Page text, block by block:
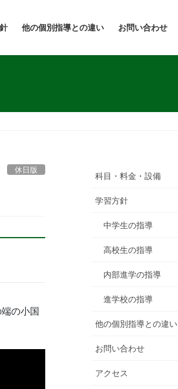
他の個別指導との違い お問い合わせ
休日版
の小国
科目・料金・設備
学習方針
中学生の指導
高校生の指導
内部進学の指導
進学校の指導
他の個別指導との違い
お問い合わせ
アクセス